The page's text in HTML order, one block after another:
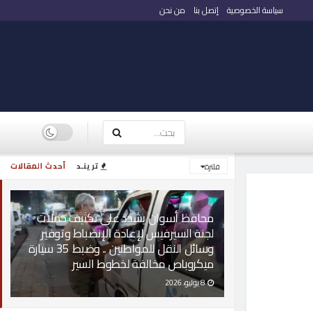
أحدث المقالات ترينـد فلترة
محافظ أسوان يشدد على تكثيف حملات
لجنة السيرفيس لإعادة الإنضباط وتوفير
وسائل النقل للمواطنين .. وضبط 35 سيارة
ميكروباص مخالفة لخطوط السير
8 يوليو، 2026
سياسة الخصوصية إتصل بنا من نحن